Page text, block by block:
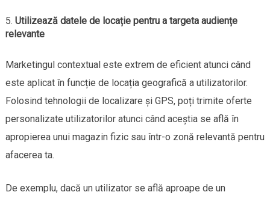
Utilizează datele de locație pentru a targeta audiențe
relevante
Marketingul contextual este extrem de eficient atunci când
este aplicat în funcție de locația geografică a utilizatorilor.
Folosind tehnologii de localizare și GPS, poți trimite oferte
personalizate utilizatorilor atunci când aceștia se află în
apropierea unui magazin fizic sau într-o zonă relevantă pentru
afacerea ta.
De exemplu, dacă un utilizator se află aproape de un